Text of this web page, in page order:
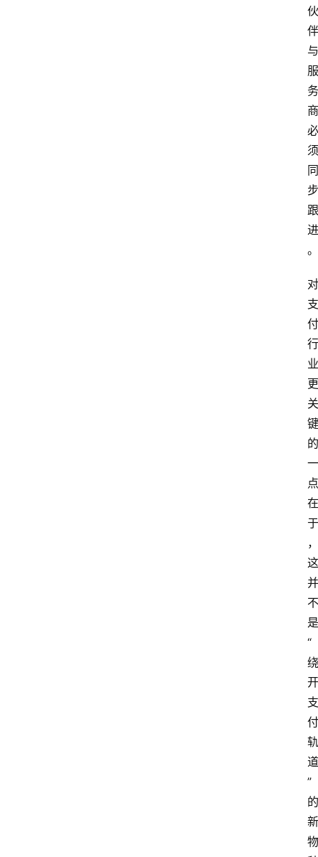
伙
伴
与
服
务
商
必
须
同
步
跟
进
。
对
支
付
行
业
更
关
键
的
一
点
在
于
，
这
并
不
是
“
绕
开
支
付
轨
道
”
的
新
物